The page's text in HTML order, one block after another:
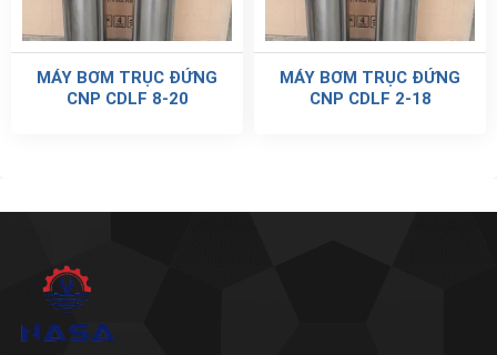
MÁY BƠM TRỤC ĐỨNG
CNP CDLF 8-20
MÁY BƠM TRỤC ĐỨNG
CNP CDLF 2-18